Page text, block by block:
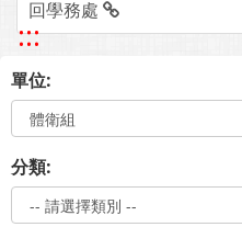
回學務處
:::
單位:
分類: